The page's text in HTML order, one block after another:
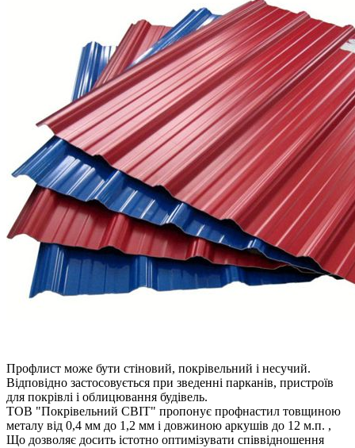
Профлист може бути стіновий, покрівельний і несучий.
Відповідно застосовується при зведенні парканів, пристроїв
для покрівлі і облицювання будівель.
ТОВ "Покрівельний СВІТ" пропонує профнастил товщиною
металу від 0,4 мм до 1,2 мм і довжиною аркушів до 12 м.п. ,
Що дозволяє досить істотно оптимізувати співвідношення